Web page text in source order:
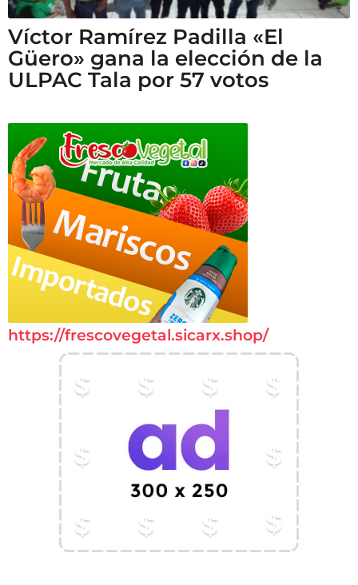
Víctor Ramírez Padilla «El
Güero» gana la elección de la
ULPAC Tala por 57 votos
https://frescovegetal.sicarx.shop/